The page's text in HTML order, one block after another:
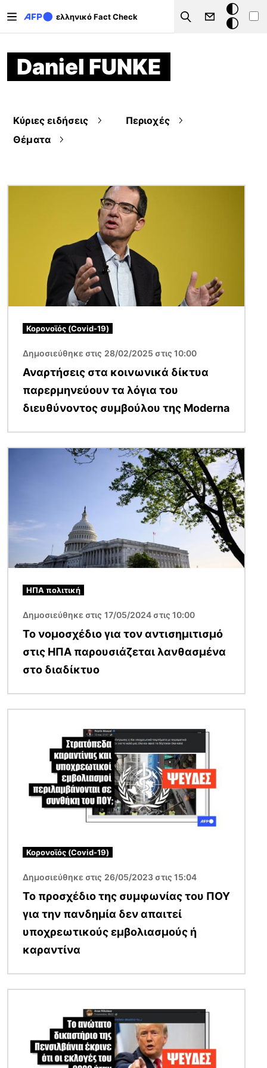
ελληνικό Fact Check
Search
Σκοτεινή
Daniel FUNKE
Κύριες ειδήσεις
Περιοχές
Θέματα
Κορονοϊός (Covid-19)
Δημοσιεύθηκε στις 28/02/2025 στις 10:00
Αναρτήσεις στα κοινωνικά δίκτυα
παρερμηνεύουν τα λόγια του
διευθύνοντος συμβούλου της Moderna
ΗΠΑ πολιτική
Δημοσιεύθηκε στις 17/05/2024 στις 10:00
Το νομοσχέδιο για τον αντισημιτισμό
στις ΗΠΑ παρουσιάζεται λανθασμένα
στο διαδίκτυο
Κορονοϊός (Covid-19)
Δημοσιεύθηκε στις 26/05/2023 στις 15:04
Το προσχέδιο της συμφωνίας του ΠΟΥ
για την πανδημία δεν απαιτεί
υποχρεωτικούς εμβολιασμούς ή
καραντίνα